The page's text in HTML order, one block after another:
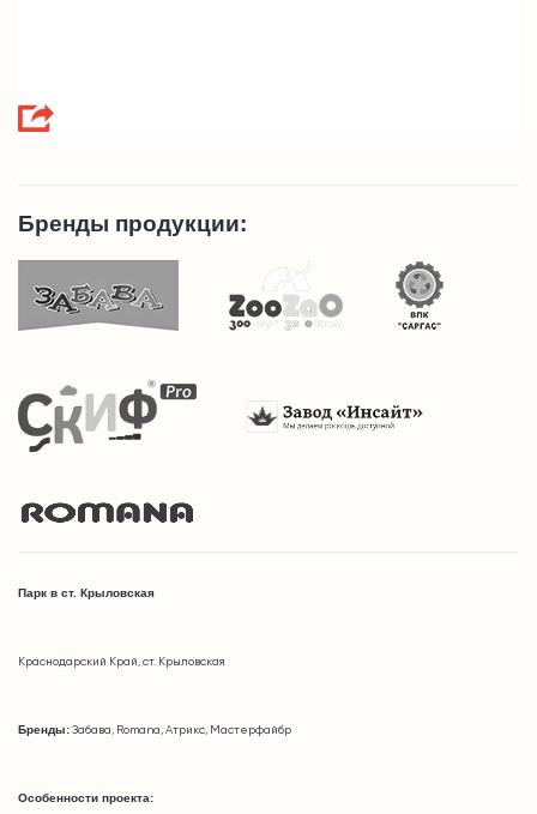
Бренды продукции:
Парк в ст. Крыловская
Краснодарский Край, ст. Крыловская
Бренды: Забава, Romana, Атрикс, Мастерфайбр
Особенности проекта: